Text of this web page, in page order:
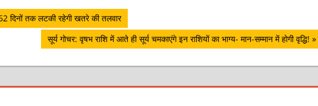
दिनों तक लटकी रहेगी खतरे की तलवार
Next
सूर्य गोचर: वृषभ राशि में आते ही सूर्य चमकाएंगे इन राशियों का भाग्य- मान-सम्मान में होगी वृद्धि!